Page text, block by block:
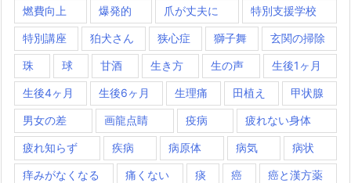
燃費向上 爆発的 爪が丈夫に 特別支援学校
特別講座 狛犬さん 狭心症 獅子舞 玄関の掃除
珠 球 甘酒 生き方 生の声 生後1ヶ月
生後4ヶ月 生後6ヶ月 生理痛 田植え 甲状腺
男女の差 画龍点睛 疫病 疲れない身体
疲れ知らず 疾病 病原体 病気 病状
痒みがなくなる 痛くない 痰 癌 癌と漢方薬